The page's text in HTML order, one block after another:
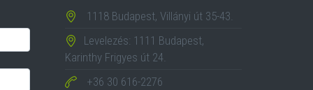
1118 Budapest, Villányi út 35-43.
Levelezés: 1111 Budapest,
Karinthy Frigyes út 24.
+36 30 616-2276